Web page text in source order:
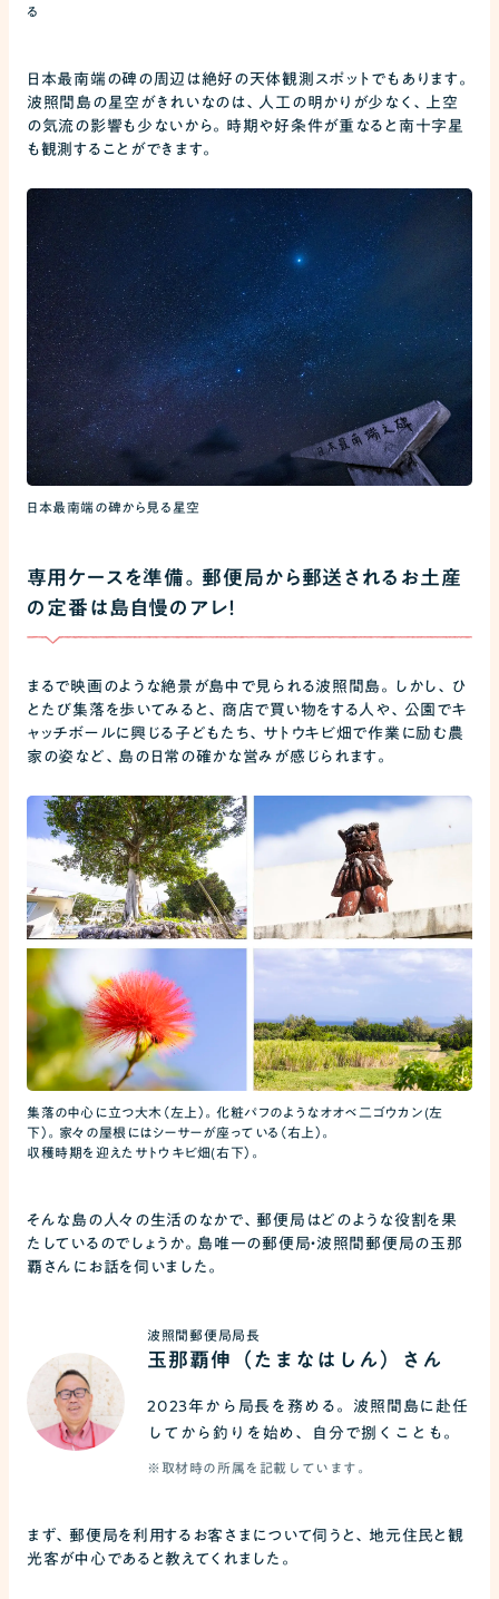
る
日本最南端の碑の周辺は絶好の天体観測スポットでもあります。
波照間島の星空がきれいなのは、人工の明かりが少なく、上空
の気流の影響も少ないから。時期や好条件が重なると南十字星
も観測することができます。
日本最南端の碑から見る星空
専用ケースを準備。郵便局から郵送されるお土産
の定番は島自慢のアレ！
まるで映画のような絶景が島中で見られる波照間島。しかし、ひ
とたび集落を歩いてみると、商店で買い物をする人や、公園でキ
ャッチボールに興じる子どもたち、サトウキビ畑で作業に励む農
家の姿など、島の日常の確かな営みが感じられます。
集落の中心に立つ大木（左上）。化粧パフのようなオオベ二ゴウカン(左
下）。家々の屋根にはシーサーが座っている（右上）。
収穫時期を迎えたサトウキビ畑(右下）。
そんな島の人々の生活のなかで、郵便局はどのような役割を果
たしているのでしょうか。島唯一の郵便局・波照間郵便局の玉那
覇さんにお話を伺いました。
波照間郵便局局長
玉那覇伸（たまなはしん）さん
2023年から局長を務める。波照間島に赴任
してから釣りを始め、自分で捌くことも。
※取材時の所属を記載しています。
まず、郵便局を利用するお客さまについて伺うと、地元住民と観
光客が中心であると教えてくれました。